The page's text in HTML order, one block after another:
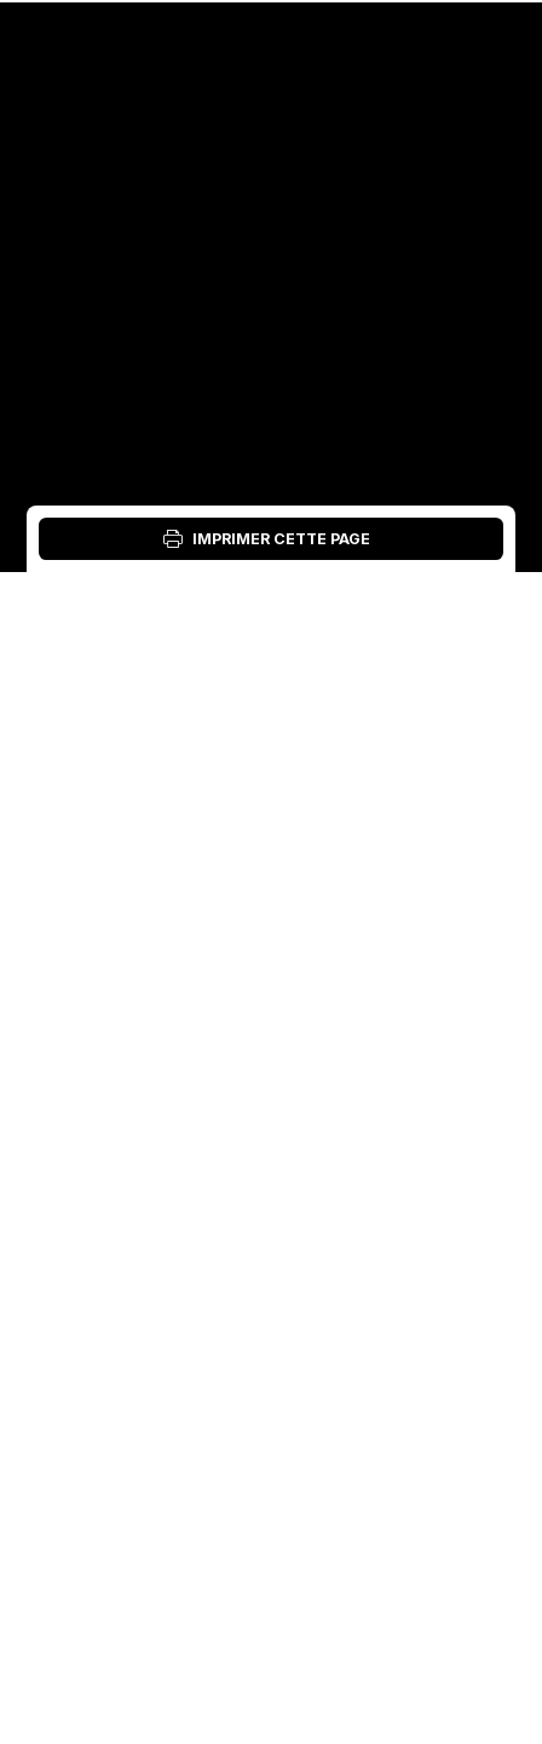
IMPRIMER CETTE PAGE